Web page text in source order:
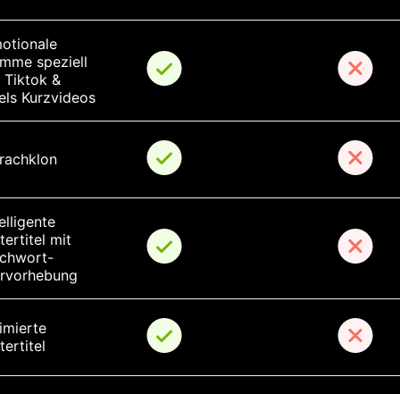
speziell
Tiktok &
Kurzvideos
mit